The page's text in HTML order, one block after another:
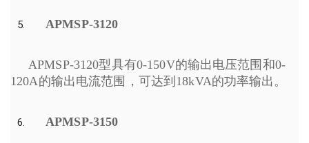
APMSP-3120
APMSP-3120型具有0-150V的输出电压范围和0-
120A的输出电流范围，可达到18kVA的功率输出。
APMSP-3150